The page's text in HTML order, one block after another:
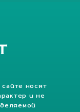
носят
и не